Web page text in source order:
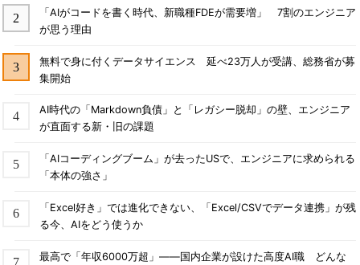
「AIがコードを書く時代、新職種FDEが需要増」 7割のエンジニア
が思う理由
無料で身に付くデータサイエンス 延べ23万人が受講、総務省が募
集開始
AI時代の「Markdown負債」と「レガシー脱却」の壁、エンジニア
が直面する新・旧の課題
「AIコーディングブーム」が去ったUSで、エンジニアに求められる
「本体の強さ」
「Excel好き」では進化できない、「Excel/CSVでデータ連携」が残
る今、AIをどう使うか
最高で「年収6000万超」――国内企業が設けた高度AI職 どんな